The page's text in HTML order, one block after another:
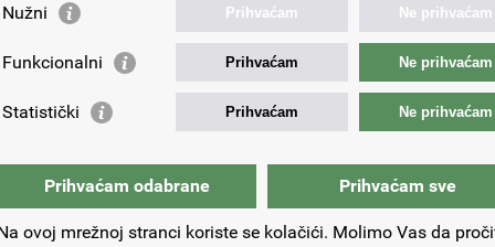
Nužni Prihvaćam Ne prihvaćam
Funkcionalni Prihvaćam Ne prihvaćam
Statistički Prihvaćam Ne prihvaćam
Prihvaćam odabrane Prihvaćam sve
ovoj mrežnoj stranci koriste se kolačići. Molimo Vas da